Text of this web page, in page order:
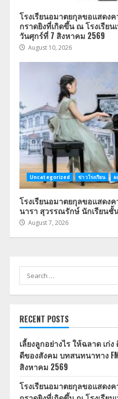
โรงเรียนอมาตยกุลขอแสดง
กราดยิงที่เกิดขึ้น ณ โรงเรีย
วันศุกร์ที่ 7 สิงหาคม 2569
August 10, 2026
Uncategorized ข่าวโรงเรียน ผ
โรงเรียนอมาตยกุลขอแสดง
นารา สุวรรณรักษ์ นักเรียนชั้
August 7, 2026
Search
for:
RECENT POSTS
เลี้ยงลูกอย่างไร ให้ฉลาด เ
ดีของสังคม บทสนทนาทาง
สิงหาคม 2569
โรงเรียนอมาตยกุลขอแสดง